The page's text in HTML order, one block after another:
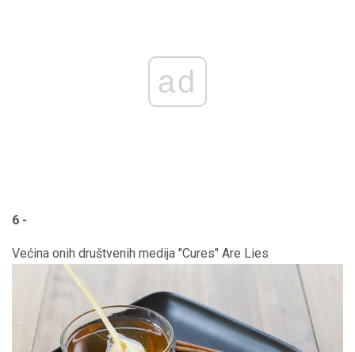
ad
6 -
Većina onih društvenih medija "Cures" Are Lies